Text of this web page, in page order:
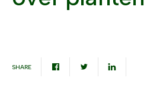
SHARE